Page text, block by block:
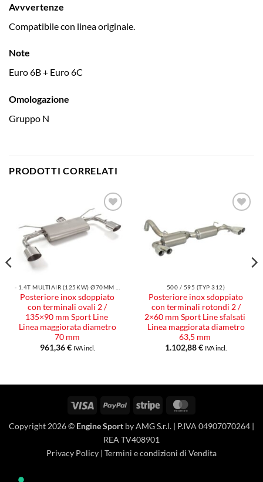
Avvvertenze
Compatibile con linea originale.
Note
Euro 6B + Euro 6C
Omologazione
Gruppo N
PRODOTTI CORRELATI
Aggiungi
alla lista
Posteriore inox sdoppiato
con terminali ovali 2 /
135×90 mm Sport Line
Linea maggiorata diametro
70 mm
961,36€ IVA incl.
alla lista
dei
500 / 595 (TYP 312)
Posteriore inox sdoppiato
con terminali rotondi 2 /
2×60 mm Sport Line sfalsati
Linea maggiorata diametro
63,5 mm
1.102,88€ IVA incl.
Visa PayPal Stripe
Copyright 2026 © Engine Sport by AMG S.r.l. | P.IVA 04907070264 |
REA TV408901
Privacy Policy | Termini e condizioni di Vendita